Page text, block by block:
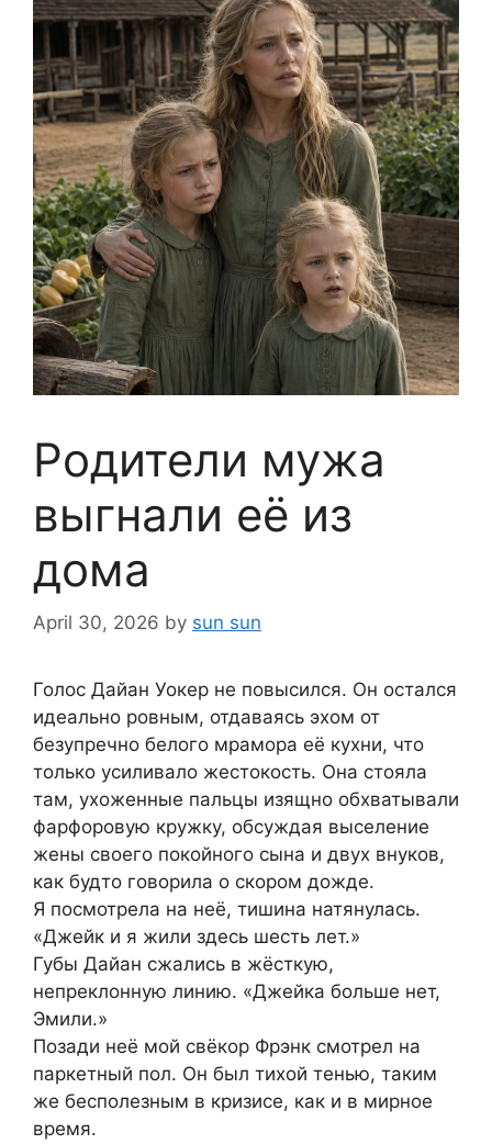
Родители мужа
выгнали её из
дома
April 30, 2026 by sun sun
Голос Дайан Уокер не повысился. Он остался
идеально ровным, отдаваясь эхом от
безупречно белого мрамора её кухни, что
только усиливало жестокость. Она стояла
там, ухоженные пальцы изящно обхватывали
фарфоровую кружку, обсуждая выселение
жены своего покойного сына и двух внуков,
как будто говорила о скором дожде.
Я посмотрела на неё, тишина натянулась.
«Джейк и я жили здесь шесть лет.»
Губы Дайан сжались в жёсткую,
непреклонную линию. «Джейка больше нет,
Эмили.»
Позади неё мой свёкор Фрэнк смотрел на
паркетный пол. Он был тихой тенью, таким
же бесполезным в кризисе, как и в мирное
время.